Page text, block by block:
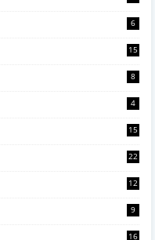
6
15
8
4
15
22
12
9
16